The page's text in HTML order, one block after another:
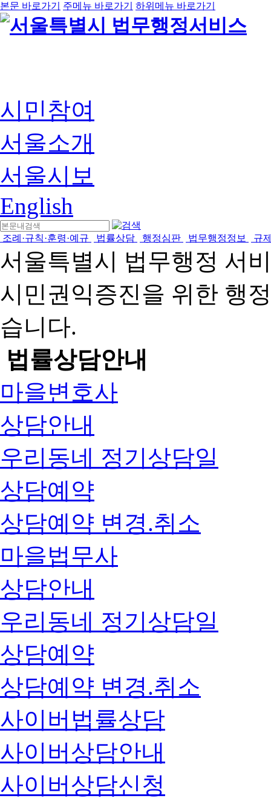
본문 바로가기 주메뉴 바로가기 하위메뉴 바로가기
시민참여
서울소개
서울시보
English
조례·규칙·훈령·예규 법률상담 행정심판 법무행정정보 규
서울특별시 법무행정 서
시민권익증진을 위한 행
습니다.
법률상담안내
마을변호사
상담안내
우리동네 정기상담일
상담예약
상담예약 변경.취소
마을법무사
상담안내
우리동네 정기상담일
상담예약
상담예약 변경.취소
사이버법률상담
사이버상담안내
사이버상담신청